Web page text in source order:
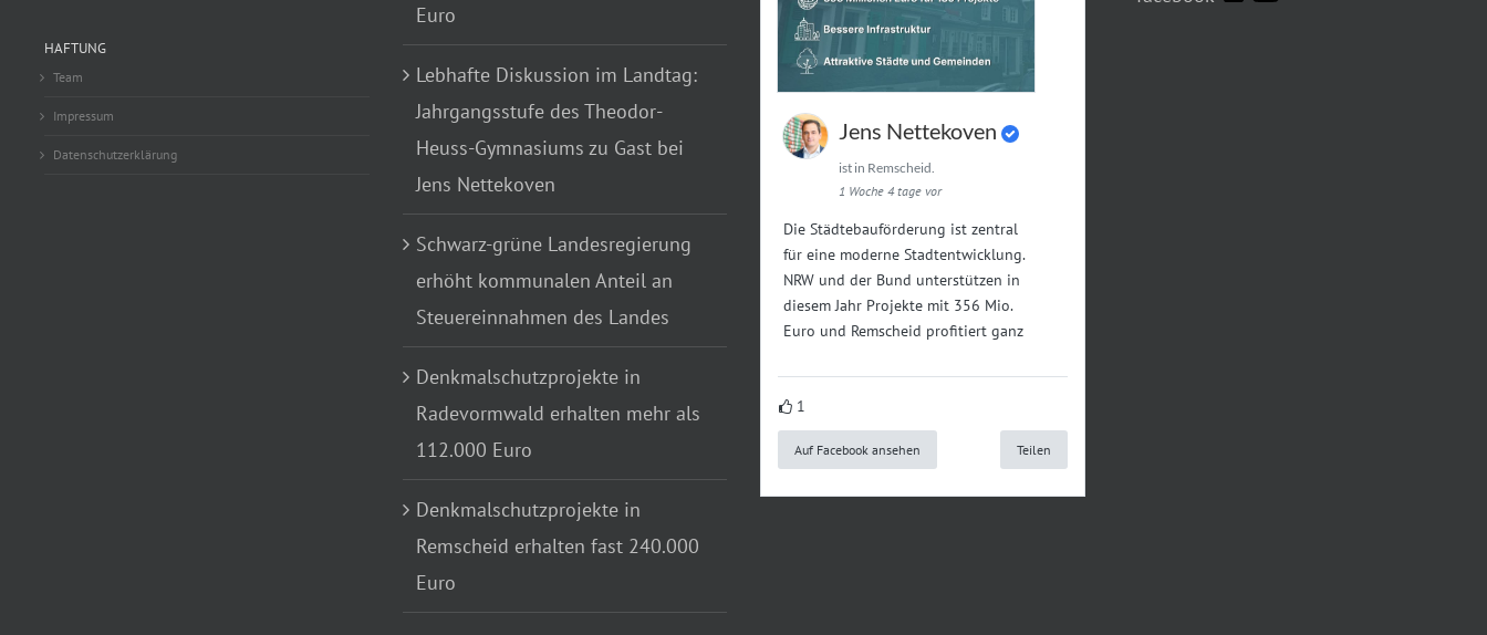
HAFTUNG
Team
Impressum
Datenschutzerklärung
Euro
Lebhafte Diskussion im Landtag:
Jahrgangsstufe des Theodor-
Heuss-Gymnasiums zu Gast bei
Jens Nettekoven
Schwarz-grüne Landesregierung
erhöht kommunalen Anteil an
Steuereinnahmen des Landes
Denkmalschutzprojekte in
Radevormwald erhalten mehr als
112.000 Euro
Denkmalschutzprojekte in
Remscheid erhalten fast 240.000
Euro
Jens Nettekoven
ist in Remscheid.
1 Woche 4 tage vor
Die Städtebauförderung ist zentral
für eine moderne Stadtentwicklung.
NRW und der Bund unterstützen in
diesem Jahr Projekte mit 356 Mio.
Euro und Remscheid profitiert ganz
1
Auf Facebook ansehen Teilen